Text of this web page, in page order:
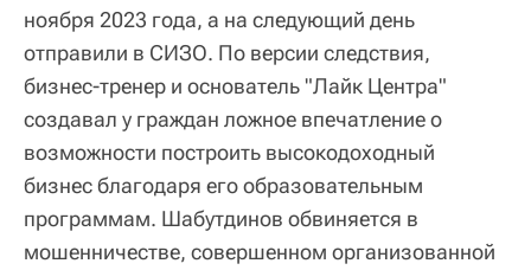
ноября 2023 года, а на следующий день
отправили в СИЗО. По версии следствия,
бизнес-тренер и основатель "Лайк Центра"
создавал у граждан ложное впечатление о
возможности построить высокодоходный
бизнес благодаря его образовательным
программам. Шабутдинов обвиняется в
мошенничестве, совершенном организованной